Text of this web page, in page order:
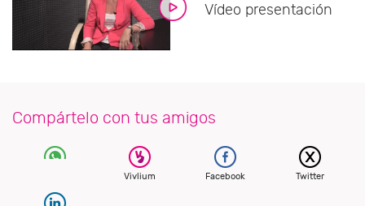
Vídeo presentación
Compártelo con tus amigos
Vivlium Facebook Twitter